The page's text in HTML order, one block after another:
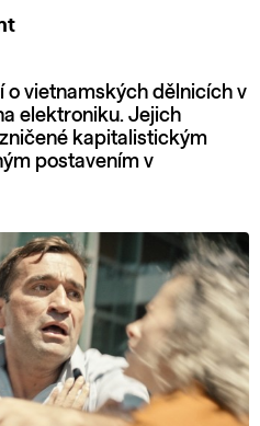
vietnamských dělnicích v
elektroniku. Jejich
kapitalistickým
postavením v